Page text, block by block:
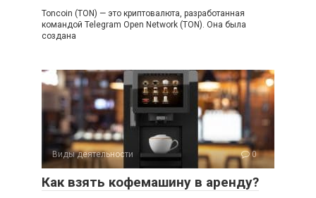
Toncoin (TON) — это криптовалюта, разработанная
командой Telegram Open Network (TON). Она была
создана
Виды деятельности 0
Как взять кофемашину в аренду?